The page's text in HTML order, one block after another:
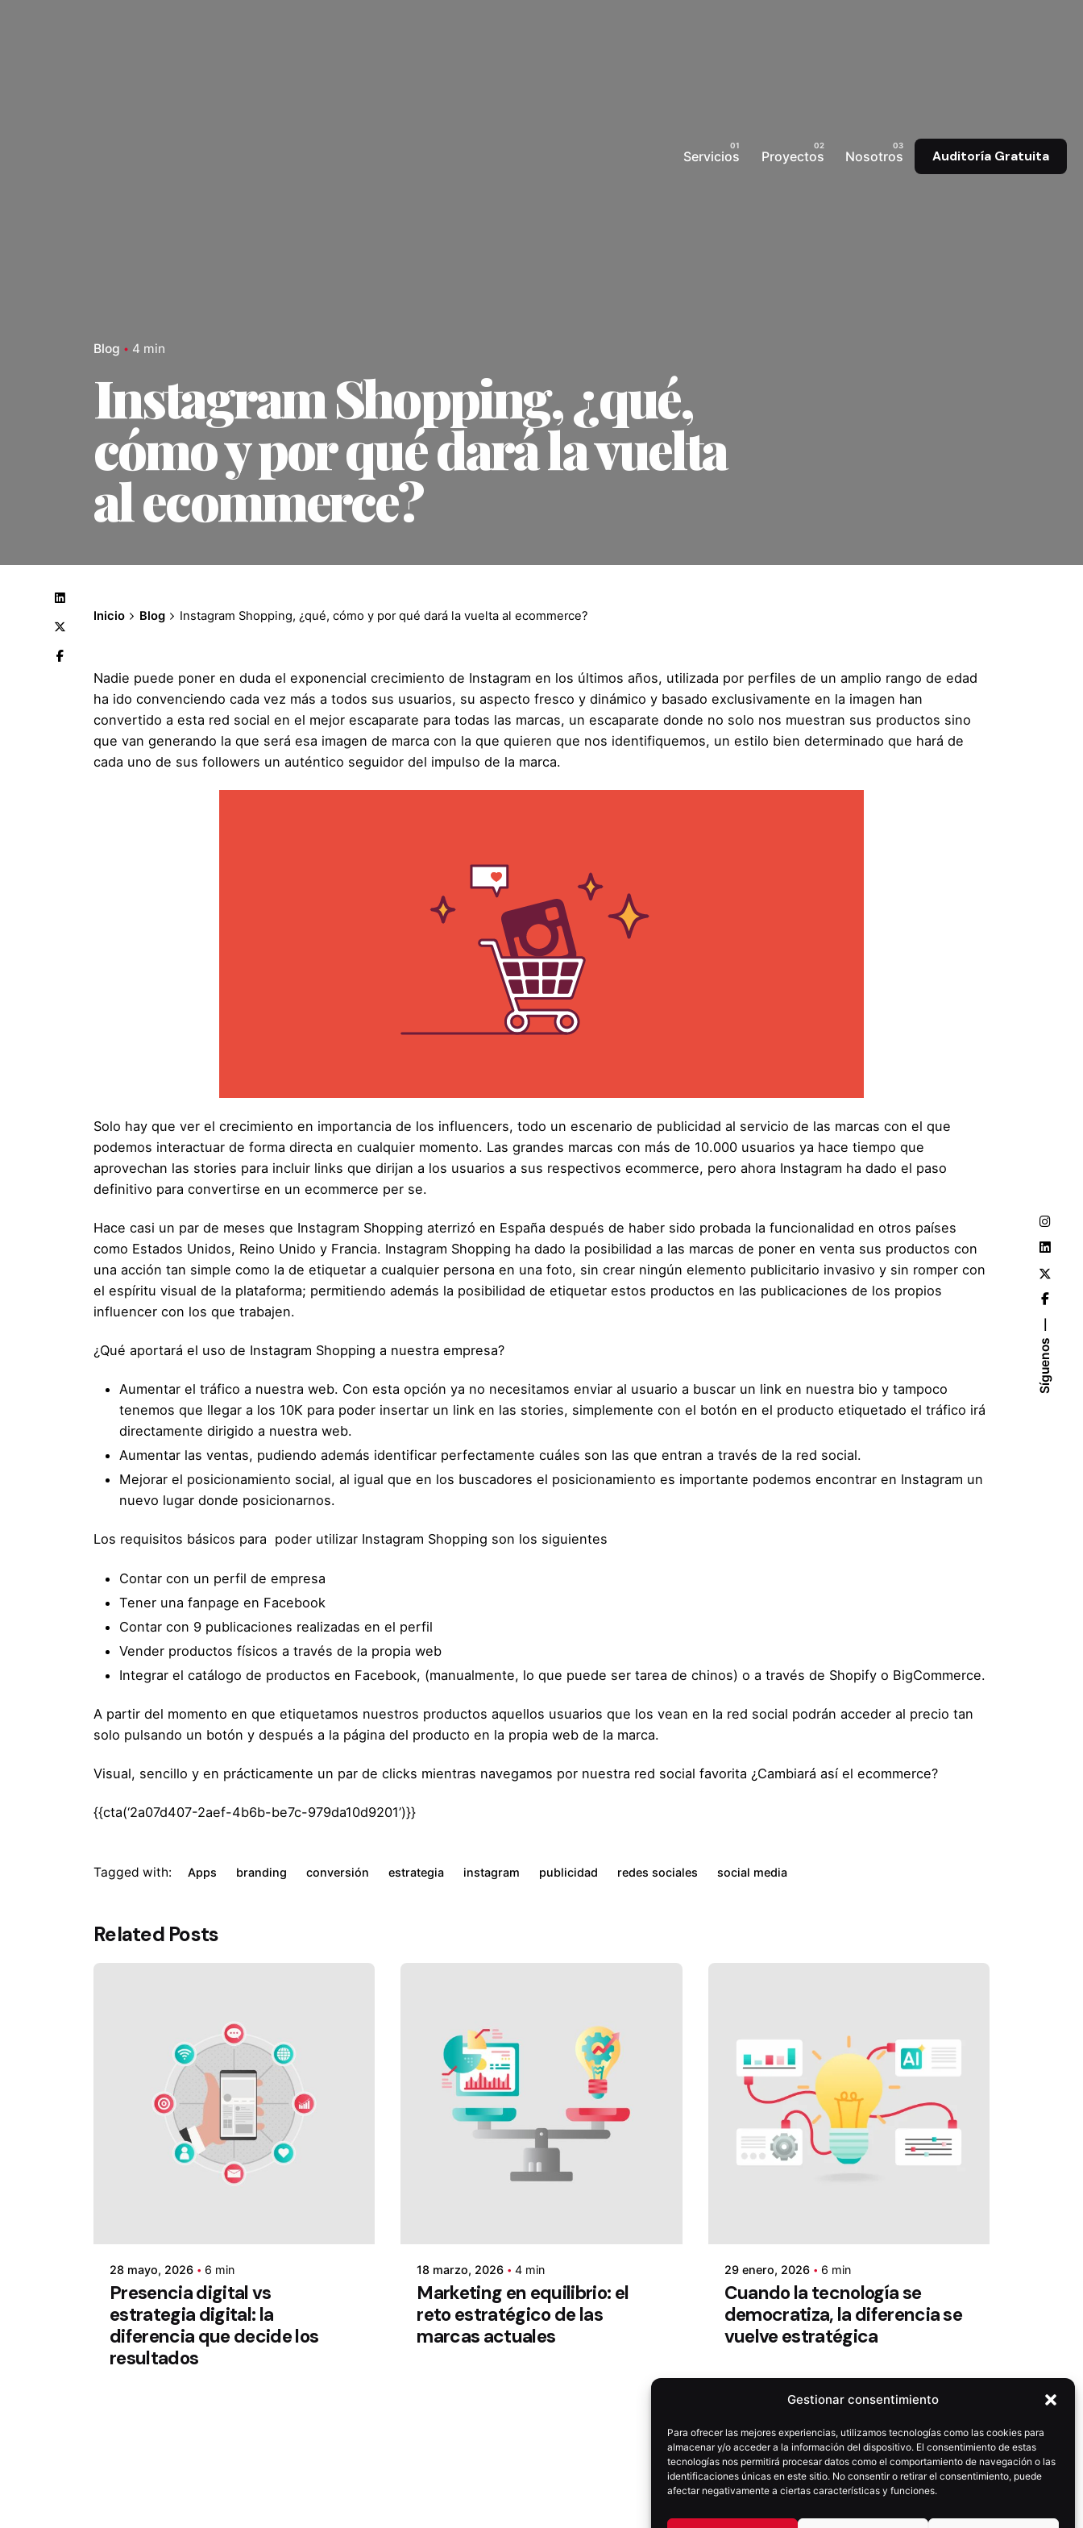
Gestionar consentimiento
Para ofrecer las mejores experiencias, utilizamos tecnologías como las cookies para
almacenar y/o acceder a la información del dispositivo. El consentimiento de estas
tecnologías nos permitirá procesar datos como el comportamiento de navegación o las
identificaciones únicas en este sitio. No consentir o retirar el consentimiento, puede
afectar negativamente a ciertas características y funciones.
Síguenos
Servicios Proyectos Nosotros Auditoría Gratuita
Blog 4 min
Instagram Shopping, ¿qué,
cómo y por qué dará la vuelta
al ecommerce?
Inicio Blog Instagram Shopping, ¿qué, cómo y por qué dará la vuelta al ecommerce?
Nadie puede poner en duda el exponencial crecimiento de Instagram en los últimos años, utilizada por perfiles de un amplio rango de edad
ha ido convenciendo cada vez más a todos sus usuarios, su aspecto fresco y dinámico y basado exclusivamente en la imagen han
convertido a esta red social en el mejor escaparate para todas las marcas, un escaparate donde no solo nos muestran sus productos sino
que van generando la que será esa imagen de marca con la que quieren que nos identifiquemos, un estilo bien determinado que hará de
cada uno de sus followers un auténtico seguidor del impulso de la marca.
Solo hay que ver el crecimiento en importancia de los influencers, todo un escenario de publicidad al servicio de las marcas con el que
podemos interactuar de forma directa en cualquier momento. Las grandes marcas con más de 10.000 usuarios ya hace tiempo que
aprovechan las stories para incluir links que dirijan a los usuarios a sus respectivos ecommerce, pero ahora Instagram ha dado el paso
definitivo para convertirse en un ecommerce per se.
Hace casi un par de meses que Instagram Shopping aterrizó en España después de haber sido probada la funcionalidad en otros países
como Estados Unidos, Reino Unido y Francia. Instagram Shopping ha dado la posibilidad a las marcas de poner en venta sus productos con
una acción tan simple como la de etiquetar a cualquier persona en una foto, sin crear ningún elemento publicitario invasivo y sin romper con
el espíritu visual de la plataforma; permitiendo además la posibilidad de etiquetar estos productos en las publicaciones de los propios
influencer con los que trabajen.
¿Qué aportará el uso de Instagram Shopping a nuestra empresa?
Aumentar el tráfico a nuestra web. Con esta opción ya no necesitamos enviar al usuario a buscar un link en nuestra bio y tampoco
tenemos que llegar a los 10K para poder insertar un link en las stories, simplemente con el botón en el producto etiquetado el tráfico irá
directamente dirigido a nuestra web.
Aumentar las ventas, pudiendo además identificar perfectamente cuáles son las que entran a través de la red social.
Mejorar el posicionamiento social, al igual que en los buscadores el posicionamiento es importante podemos encontrar en Instagram un
nuevo lugar donde posicionarnos.
Los requisitos básicos para poder utilizar Instagram Shopping son los siguientes
Contar con un perfil de empresa
Tener una fanpage en Facebook
Contar con 9 publicaciones realizadas en el perfil
Vender productos físicos a través de la propia web
Integrar el catálogo de productos en Facebook, (manualmente, lo que puede ser tarea de chinos) o a través de Shopify o BigCommerce.
A partir del momento en que etiquetamos nuestros productos aquellos usuarios que los vean en la red social podrán acceder al precio tan
solo pulsando un botón y después a la página del producto en la propia web de la marca.
Visual, sencillo y en prácticamente un par de clicks mientras navegamos por nuestra red social favorita ¿Cambiará así el ecommerce?
{{cta(‘2a07d407-2aef-4b6b-be7c-979da10d9201’)}}
Tagged with: Apps branding conversión estrategia instagram publicidad redes sociales social media
Related Posts
28 mayo, 2026 6 min
Presencia digital vs
estrategia digital: la
diferencia que decide los
resultados
18 marzo, 2026 4 min
Marketing en equilibrio: el
reto estratégico de las
marcas actuales
29 enero, 2026 6 min
Cuando la tecnología se
democratiza, la diferencia se
vuelve estratégica